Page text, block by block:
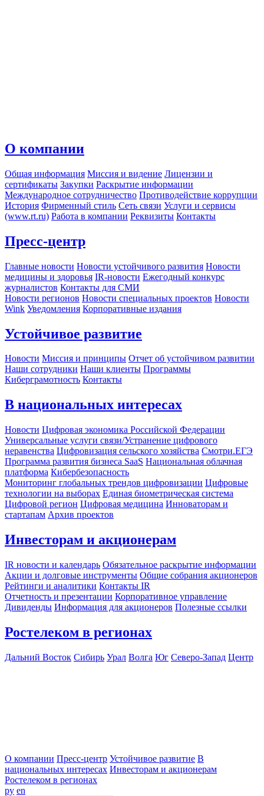
О компании
Общая информация Миссия и видение Лицензии и
сертификаты Закупки Раскрытие информации
Международное сотрудничество Противодействие коррупции
История Фирменный стиль Сеть связи Услуги и сервисы
(www.rt.ru) Работа в компании Реквизиты Контакты
Пресс-центр
Главные новости Новости устойчивого развития Новости
медицины и здоровья IR-новости Ежегодный конкурс
журналистов Контакты для СМИ
Новости регионов Новости специальных проектов Новости
Wink Уведомления Корпоративные издания
Устойчивое развитие
Новости Миссия и принципы Отчет об устойчивом развитии
Наши сотрудники Наши клиенты Программы
Киберграмотность Контакты
В национальных интересах
Новости Цифровая экономика Российской Федерации
Универсальные услуги связи/Устранение цифрового
неравенства Цифровизация сельского хозяйства Смотри.ЕГЭ
Программа развития бизнеса SaaS Национальная облачная
платформа Кибербезопасность
Мониторинг глобальных трендов цифровизации Цифровые
технологии на выборах Единая биометрическая система
Цифровой регион Цифровая медицина Инноваторам и
стартапам Архив проектов
Инвесторам и акционерам
IR новости и календарь Обязательное раскрытие информации
Акции и долговые инструменты Общие собрания акционеров
Рейтинги и аналитики Контакты IR
Отчетность и презентации Корпоративное управление
Дивиденды Информация для акционеров Полезные ссылки
Ростелеком в регионах
Дальний Восток Сибирь Урал Волга Юг Северо-Запад Центр
О компании Пресс-центр Устойчивое развитие В
национальных интересах Инвесторам и акционерам
Ростелеком в регионах
ру en